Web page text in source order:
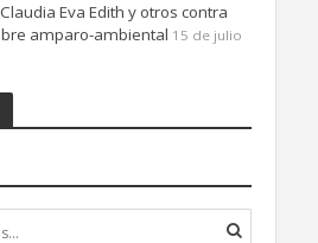
Eva Edith y otros contra
amparo-ambiental 15 de julio